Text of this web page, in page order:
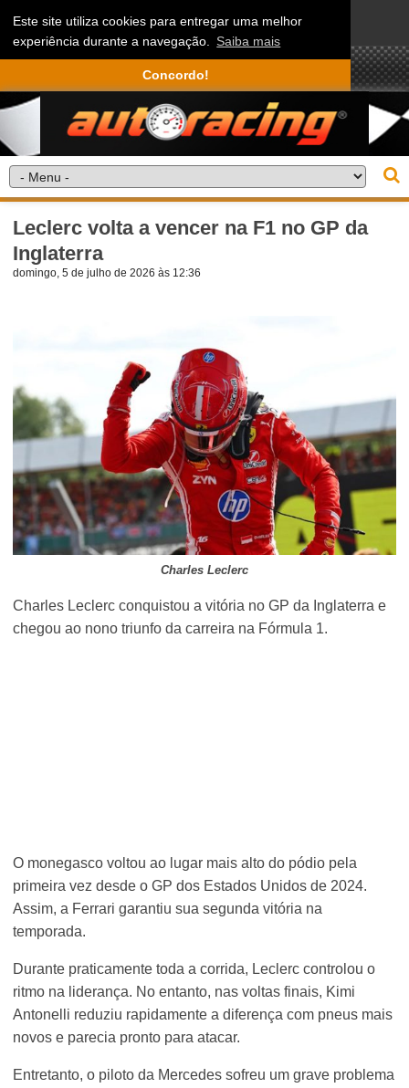
Este site utiliza cookies para entregar uma melhor
experiência durante a navegação. Saiba mais
Concordo!
Leclerc volta a vencer na F1 no GP da
Inglaterra
domingo, 5 de julho de 2026 às 12:36
Charles Leclerc
Charles Leclerc conquistou a vitória no GP da Inglaterra e
chegou ao nono triunfo da carreira na Fórmula 1.
O monegasco voltou ao lugar mais alto do pódio pela
primeira vez desde o GP dos Estados Unidos de 2024.
Assim, a Ferrari garantiu sua segunda vitória na
temporada.
Durante praticamente toda a corrida, Leclerc controlou o
ritmo na liderança. No entanto, nas voltas finais, Kimi
Antonelli reduziu rapidamente a diferença com pneus mais
novos e parecia pronto para atacar.
Entretanto, o piloto da Mercedes sofreu um grave problema